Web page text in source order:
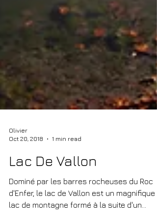
Oct 20, 2018
1 min read
Lac De Vallon
Dominé par les barres rocheuses du Roc
d'Enfer, le lac de Vallon est un magnifique